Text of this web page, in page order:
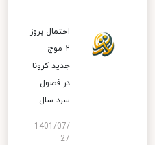
احتمال بروز
۲ موج
جدید کرونا
در فصول
سرد سال
1401/07/
27